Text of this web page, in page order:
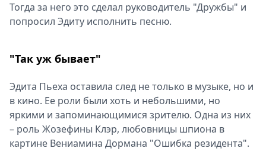
Тогда за него это сделал руководитель "Дружбы" и
попросил Эдиту исполнить песню.
"Так уж бывает"
Эдита Пьеха оставила след не только в музыке, но и
в кино. Ее роли были хоть и небольшими, но
яркими и запоминающимися зрителю. Одна из них
– роль Жозефины Клэр, любовницы шпиона в
картине Вениамина Дормана "Ошибка резидента".